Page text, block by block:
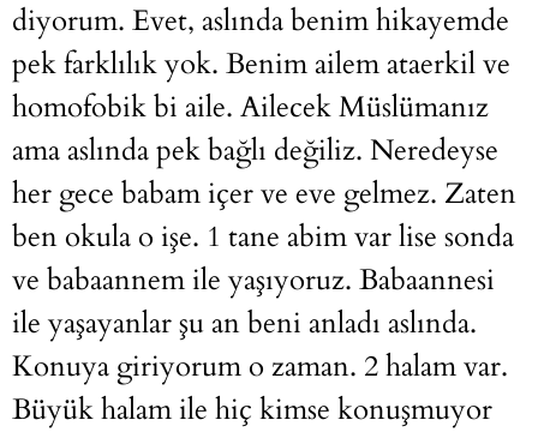
diyorum. Evet, aslında benim hikayemde
pek farklılık yok. Benim ailem ataerkil ve
homofobik bi aile. Ailecek Müslümanız
ama aslında pek bağlı değiliz. Neredeyse
her gece babam içer ve eve gelmez. Zaten
ben okula o işe. 1 tane abim var lise sonda
ve babaannem ile yaşıyoruz. Babaannesi
ile yaşayanlar şu an beni anladı aslında.
Konuya giriyorum o zaman. 2 halam var.
Büyük halam ile hiç kimse konuşmuyor